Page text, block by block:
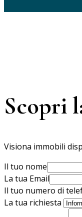
Scopri
Visiona immobili
Il tuo nome
La tua Email
Il tuo numero di
La tua richiesta